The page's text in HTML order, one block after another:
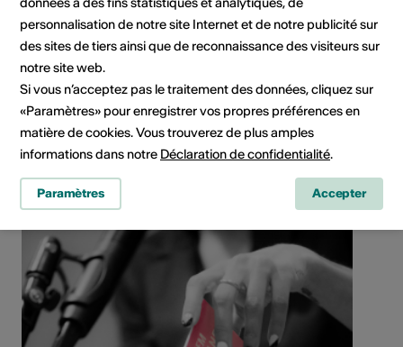
Réseaux sociaux
personnalisation de notre site Internet et de notre publicité sur
des sites de tiers ainsi que de reconnaissance des visiteurs sur
notre site web.
Si vous n’acceptez pas le traitement des données, cliquez sur
«Paramètres» pour enregistrer vos propres préférences en
matière de cookies. Vous trouverez de plus amples
informations dans notre Déclaration de confidentialité.
Paramètres Accepter